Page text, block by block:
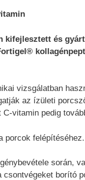
kifejlesztett és
vizsgálatban
az ízületi
vitamin pedig
porcok felépítéséhez.
során,
borító